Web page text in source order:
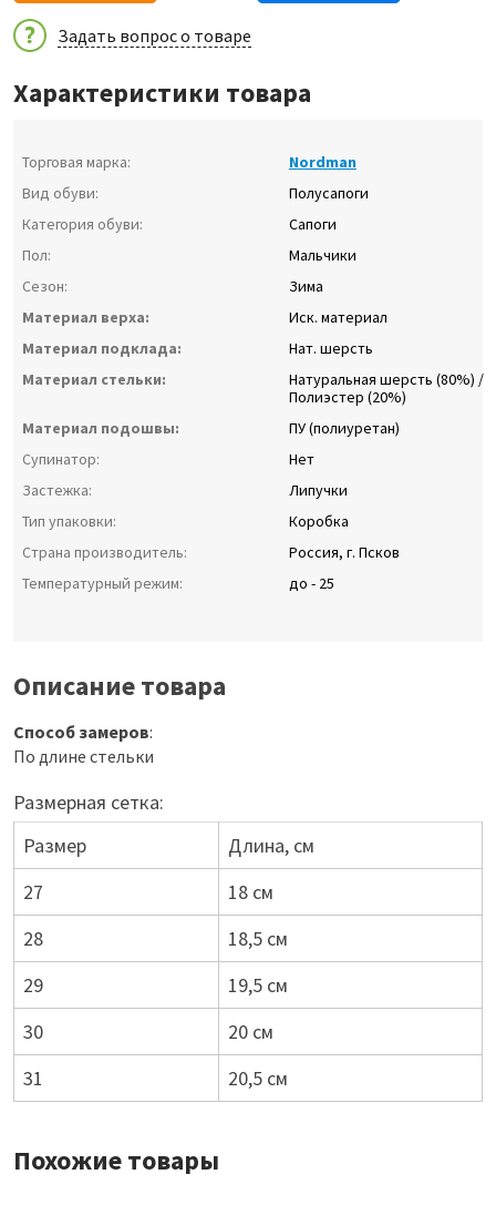
Задать вопрос о товаре
Характеристики товара
Торговая марка:
Nordman
Вид обуви:
Полусапоги
Категория обуви:
Сапоги
Пол:
Мальчики
Сезон:
Зима
Материал верха:
Иск. материал
Материал подклада:
Нат. шерсть
Материал стельки:
Натуральная шерсть (80%) /
Полиэстер (20%)
Материал подошвы:
ПУ (полиуретан)
Супинатор:
Нет
Застежка:
Липучки
Тип упаковки:
Коробка
Страна производитель:
Россия, г. Псков
Температурный режим:
до - 25
Описание товара
Способ замеров:
По длине стельки
Размерная сетка:
Размер
Длина, см
27
18 см
28
18,5 см
29
19,5 см
30
20 см
31
20,5 см
Похожие товары